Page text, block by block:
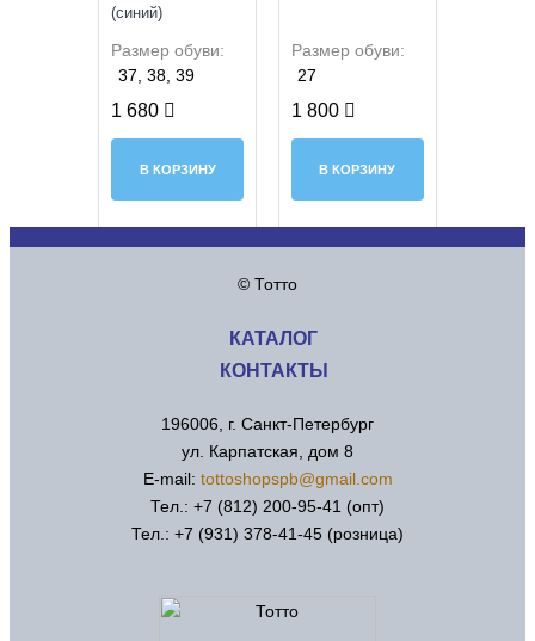
(синий)
Размер обуви:
37, 38, 39
1 680
В КОРЗИНУ
Размер обуви:
27
1 800
В КОРЗИНУ
© Тотто
КАТАЛОГ
КОНТАКТЫ
196006, г. Санкт-Петербург
ул. Карпатская, дом 8
Е-mail: tottoshopspb@gmail.com
Тел.: +7 (812) 200-95-41 (опт)
Тел.: +7 (931) 378-41-45 (розница)